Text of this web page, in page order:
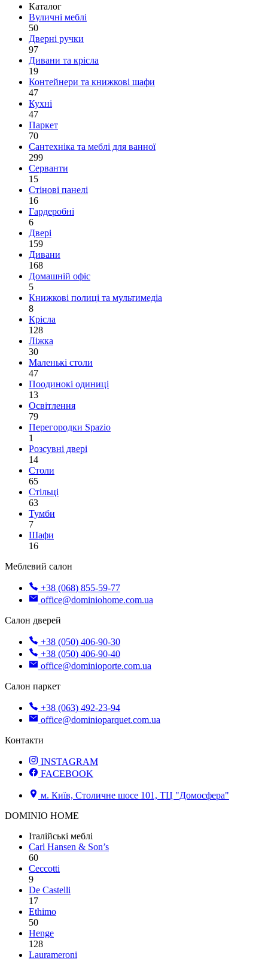
Каталог
Вуличні меблі
50
Дверні ручки
97
Дивани та крісла
19
Контейнери та книжкові шафи
47
Кухні
47
Паркет
70
Сантехніка та меблі для ванної
299
Серванти
15
Стінові панелі
16
Гардеробні
6
Двері
159
Дивани
168
Домашній офіс
5
Книжкові полиці та мультимедіа
8
Крісла
128
Ліжка
30
Маленькі столи
47
Поодинокі одиниці
13
Освітлення
79
Перегородки Spazio
1
Розсувні двері
14
Столи
65
Стільці
63
Тумби
7
Шафи
16
Меблевий салон
+38 (068) 855-59-77
office@dominiohome.com.ua
Салон дверей
+38 (050) 406-90-30
+38 (050) 406-90-40
office@dominioporte.com.ua
Салон паркет
+38 (063) 492-23-94
office@dominioparquet.com.ua
Контакти
INSTAGRAM
FACEBOOK
м. Київ, Столичне шосе 101, ТЦ "Домосфера"
DOMINIO HOME
Італійські меблі
Carl Hansen & Son’s
60
Ceccotti
9
De Castelli
17
Ethimo
50
Henge
128
Laurameroni